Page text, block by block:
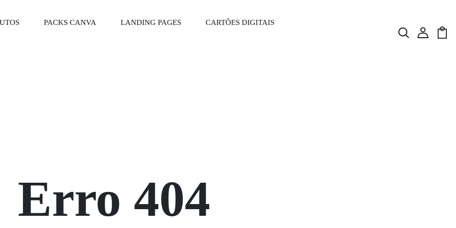
PACKS CANVA LANDING PAGES CARTÕES DIGITAIS
Erro 404